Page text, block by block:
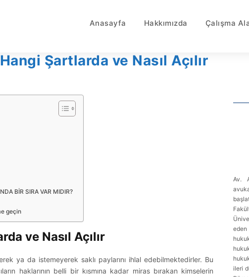
Anasayfa Hakkımızda Çalışma
Şartlarda ve Nasıl Açılır
BİR SIRA VAR MIDIR?
geçin
ve Nasıl Açılır
ya da istemeyerek saklı paylarını ihlal edebilmektedirler. Bu
haklarının belli bir kısmına kadar miras bırakan kimselerin
Av.
eden
ileri